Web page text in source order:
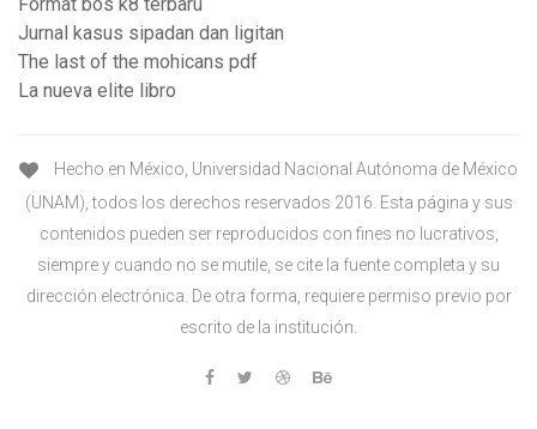
Format bos k8 terbaru
Jurnal kasus sipadan dan ligitan
The last of the mohicans pdf
La nueva elite libro
Hecho en México, Universidad Nacional Autónoma de México
(UNAM), todos los derechos reservados 2016. Esta página y sus
contenidos pueden ser reproducidos con fines no lucrativos,
siempre y cuando no se mutile, se cite la fuente completa y su
dirección electrónica. De otra forma, requiere permiso previo por
escrito de la institución.